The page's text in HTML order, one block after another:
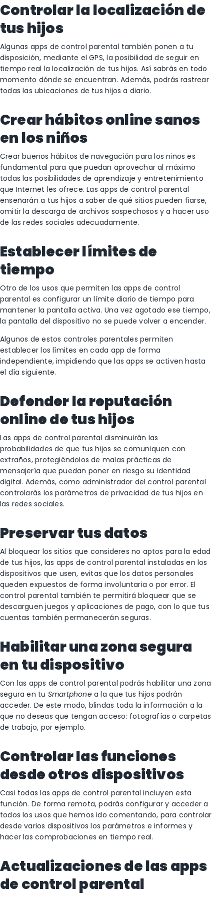
Controlar la localización de
tus hijos
Algunas apps de control parental también ponen a tu
disposición, mediante el GPS, la posibilidad de seguir en
tiempo real la localización de tus hijos. Así sabrás en todo
momento dónde se encuentran. Además, podrás rastrear
todas las ubicaciones de tus hijos a diario.
Crear hábitos online sanos
en los niños
Crear buenos hábitos de navegación para los niños es
fundamental para que puedan aprovechar al máximo
todas las posibilidades de aprendizaje y entretenimiento
que Internet les ofrece. Las apps de control parental
enseñarán a tus hijos a saber de qué sitios pueden fiarse,
omitir la descarga de archivos sospechosos y a hacer uso
de las redes sociales adecuadamente.
Establecer límites de
tiempo
Otro de los usos que permiten las apps de control
parental es configurar un límite diario de tiempo para
mantener la pantalla activa. Una vez agotado ese tiempo,
la pantalla del dispositivo no se puede volver a encender.
Algunos de estos controles parentales permiten
establecer los límites en cada app de forma
independiente, impidiendo que las apps se activen hasta
el día siguiente.
Defender la reputación
online de tus hijos
Las apps de control parental disminuirán las
probabilidades de que tus hijos se comuniquen con
extraños, protegiéndolos de malas prácticas de
mensajería que puedan poner en riesgo su identidad
digital. Además, como administrador del control parental
controlarás los parámetros de privacidad de tus hijos en
las redes sociales.
Preservar tus datos
Al bloquear los sitios que consideres no aptos para la edad
de tus hijos, las apps de control parental instaladas en los
dispositivos que usen, evitas que los datos personales
queden expuestos de forma involuntaria o por error. El
control parental también te permitirá bloquear que se
descarguen juegos y aplicaciones de pago, con lo que tus
cuentas también permanecerán seguras.
Habilitar una zona segura
en tu dispositivo
Con las apps de control parental podrás habilitar una zona
segura en tu Smartphonea la que tus hijos podrán
acceder. De este modo, blindas toda la información a la
que no deseas que tengan acceso: fotografías o carpetas
de trabajo, por ejemplo.
Controlar las funciones
desde otros dispositivos
Casi todas las apps de control parental incluyen esta
función. De forma remota, podrás configurar y acceder a
todos los usos que hemos ido comentando, para controlar
desde varios dispositivos los parámetros e informes y
hacer las comprobaciones en tiempo real.
Actualizaciones de las apps
de control parental